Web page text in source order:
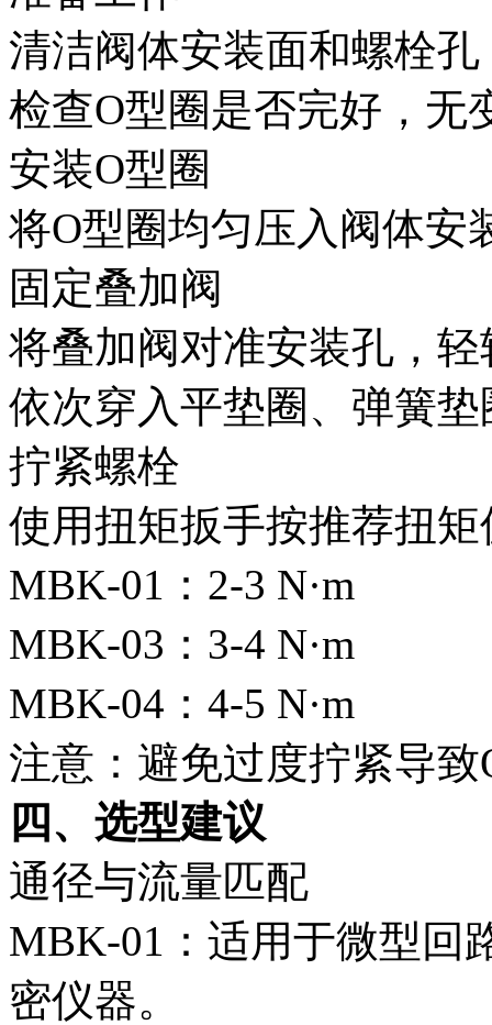
清洁阀体安装面和螺栓
检查O型圈是否完好，无
安装O型圈
将O型圈均匀压入阀体安
固定叠加阀
将叠加阀对准安装孔，
依次穿入平垫圈、弹簧
拧紧螺栓
使用扭矩扳手按推荐扭
MBK-01：2-3 N·m
MBK-03：3-4 N·m
MBK-04：4-5 N·m
注意：避免过度拧紧导
四、选型建议
通径与流量匹配
MBK-01：适用于微型回
密仪器。